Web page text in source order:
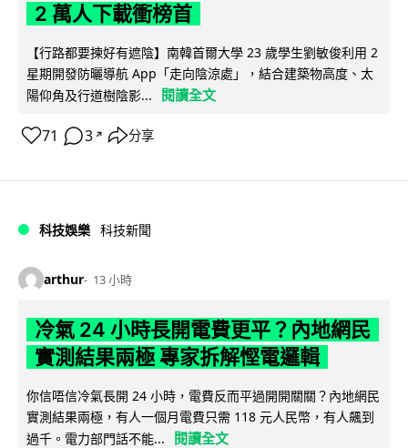
2 萬人下載衝榜首
【行路都要揀好有遮陰】南韓首爾大學 23 歲學生劉敏俊利用 2
星期開發防曬導航 App「走向陰涼處」，結合建築物高度、太
陽仰角及行道樹陰影...
閱讀全文
71 3 ↗ 分享
科技娛樂 科技新聞
arthur 13 小時
冷氣 24 小時長開電費更平？內地網民
實測結果兩極 專家拆解慳電邏輯
你信唔信冷氣長開 24 小時，電費反而平過開開關關？內地網民
實測結果兩極，有人一個月電費只需 118 元人民幣，有人飆到
過千。電力部門話不能...
閱讀全文